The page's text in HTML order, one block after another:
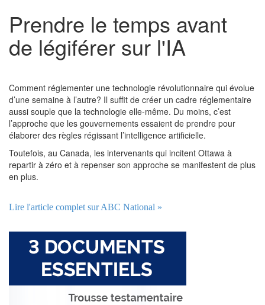
Prendre le temps avant
de légiférer sur l'IA
Comment réglementer une technologie révolutionnaire qui évolue
d’une semaine à l’autre? Il suffit de créer un cadre réglementaire
aussi souple que la technologie elle-même. Du moins, c’est
l’approche que les gouvernements essaient de prendre pour
élaborer des règles régissant l’intelligence artificielle.
Toutefois, au Canada, les intervenants qui incitent Ottawa à
repartir à zéro et à repenser son approche se manifestent de plus
en plus.
Lire l'article complet sur ABC National »